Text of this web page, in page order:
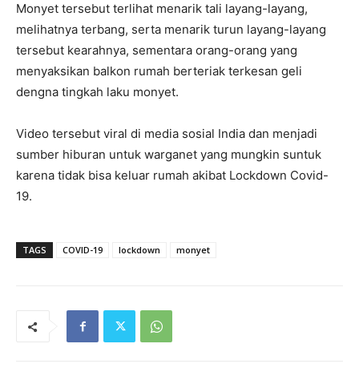
Monyet tersebut terlihat menarik tali layang-layang,
melihatnya terbang, serta menarik turun layang-layang
tersebut kearahnya, sementara orang-orang yang
menyaksikan balkon rumah berteriak terkesan geli
dengna tingkah laku monyet.
Video tersebut viral di media sosial India dan menjadi
sumber hiburan untuk warganet yang mungkin suntuk
karena tidak bisa keluar rumah akibat Lockdown Covid-
19.
TAGS COVID-19 lockdown monyet